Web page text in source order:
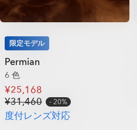
限定モデル
Permian
6 色
¥25,168
¥31,460
20%
度付レンズ対応